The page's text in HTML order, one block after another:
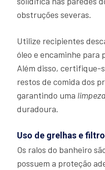
obstruções severas.
Utilize recipientes
óleo e encaminhe para
Além disso, certifique-
restos de comida dos
garantindo uma
duradoura.
Uso de grelhas e
Os ralos do banheiro
possuem a proteção